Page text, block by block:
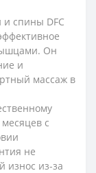
спины DFC
Он
и
массаж в
с
не
износ из-за